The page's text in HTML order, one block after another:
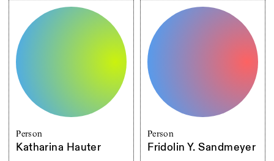
Person
Katharina Hauter
Person
Fridolin Y. Sandmeyer